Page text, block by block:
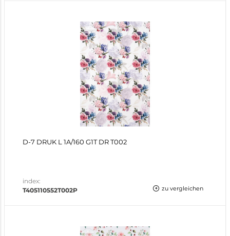
D-7 DRUK L 1A/160 G1T DR T002
index:
T405110552T002P
zu vergleichen